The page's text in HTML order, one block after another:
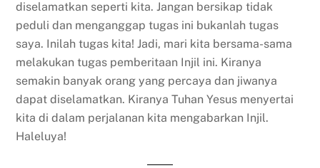
diselamatkan seperti kita. Jangan bersikap tidak
peduli dan menganggap tugas ini bukanlah tugas
saya. Inilah tugas kita! Jadi, mari kita bersama-sama
melakukan tugas pemberitaan Injil ini. Kiranya
semakin banyak orang yang percaya dan jiwanya
dapat diselamatkan. Kiranya Tuhan Yesus menyertai
kita di dalam perjalanan kita mengabarkan Injil.
Haleluya!